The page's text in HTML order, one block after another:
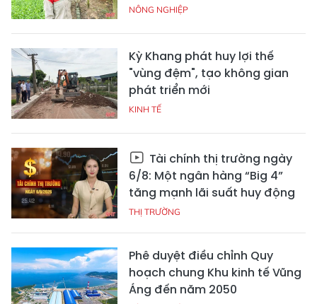
NÔNG NGHIỆP
Kỳ Khang phát huy lợi thế
"vùng đệm", tạo không gian
phát triển mới
KINH TẾ
Tài chính thị trường ngày
6/8: Một ngân hàng “Big 4”
tăng mạnh lãi suất huy động
THỊ TRƯỜNG
Phê duyệt điều chỉnh Quy
hoạch chung Khu kinh tế Vũng
Áng đến năm 2050